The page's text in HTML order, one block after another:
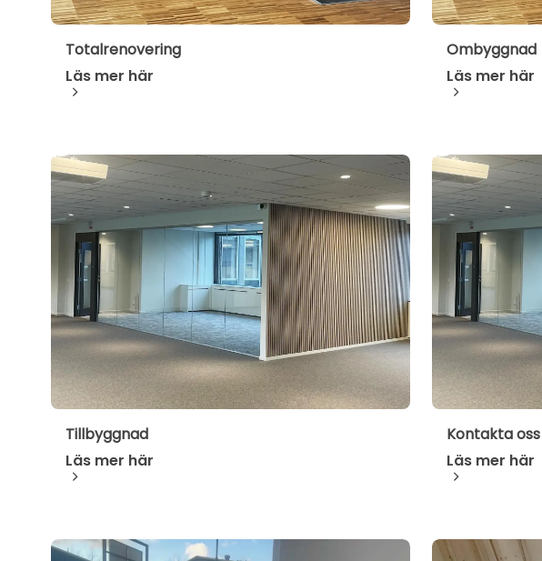
Totalrenovering
Läs mer här
Ombyggnad
Läs mer här
Tillbyggnad
Läs mer här
Kontakta oss
Läs mer här